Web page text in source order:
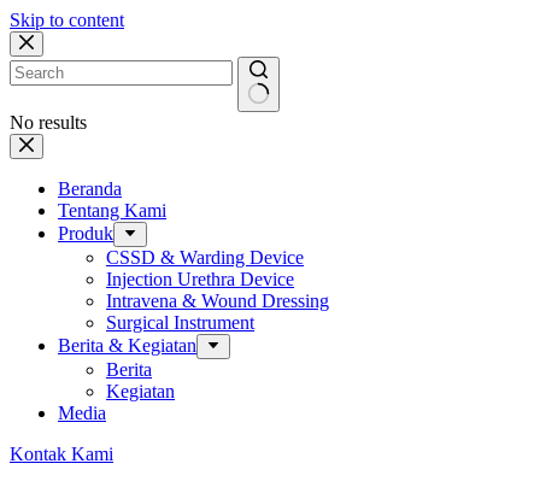
Skip to content
No results
Beranda
Tentang Kami
Produk
CSSD & Warding Device
Injection Urethra Device
Intravena & Wound Dressing
Surgical Instrument
Berita & Kegiatan
Berita
Kegiatan
Media
Kontak Kami